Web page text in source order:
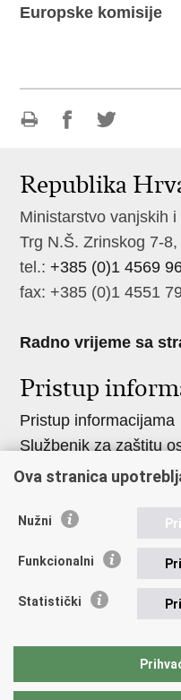
Europske komisije
Facebooku
Twitteru
Republika
Ministarstvo vanjskih
Trg N.Š. Zrinskog 7-
tel.:+385 (0)1 4569
fax: +385 (0)1 4551
Radno vrijeme sa
Pristup
Pristup informacijama
Službenik za zaštitu
Nepravilnosti
Javna nabava u
Natječaji
Nadzor rada i
poslova
Pučki pravobranitelj
Ova stranica
Nužni
Funkcionalni
Statistički